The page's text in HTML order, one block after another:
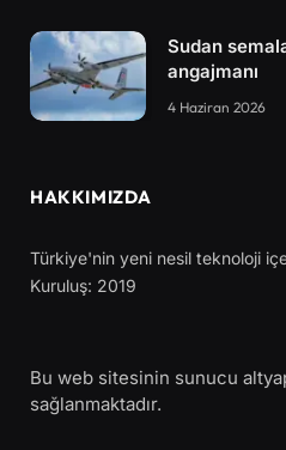
Sudan
angajmanı
4 Haziran 2026
HAKKIMIZDA
Türkiye'nin yeni nesil teknoloji
Kuruluş: 2019
Bu web sitesinin sunucu
sağlanmaktadır.